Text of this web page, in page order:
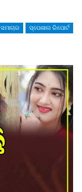
ସମାଚାର ସ୍ପେଶାଲ ରିପୋର୍ଟ